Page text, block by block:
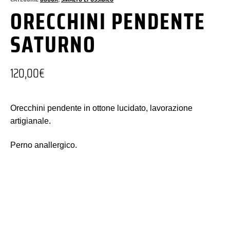
ORECCHINI PENDENTE
SATURNO
120,00€
Orecchini pendente in ottone lucidato, lavorazione
artigianale.
Perno anallergico.